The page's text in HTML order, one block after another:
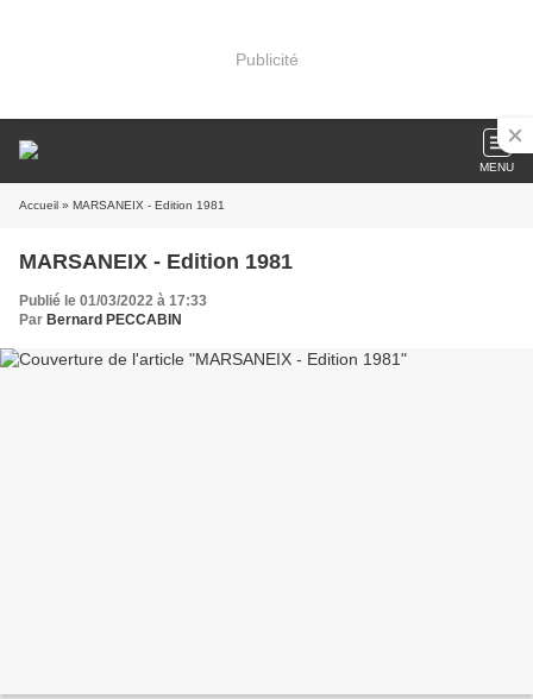
Publicité
MENU
Accueil » MARSANEIX - Edition 1981
MARSANEIX - Edition 1981
Publié le 01/03/2022 à 17:33
Par Bernard PECCABIN